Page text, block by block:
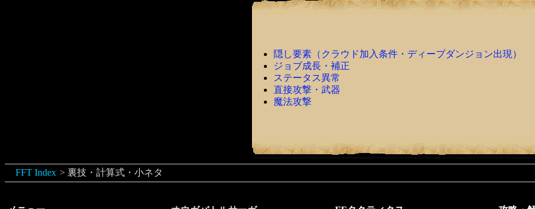
隠し要素（クラウド加入条件・ディープダンジョン出現）
ジョブ成長・補正
ステータス異常
直接攻撃・武器
魔法攻撃
FFT Index 裏技・計算式・小ネタ